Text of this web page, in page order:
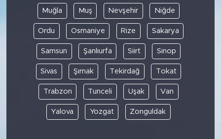
Muğla Muş Nevşehir Niğde
Ordu Osmaniye Rize Sakarya
Samsun Şanlıurfa Siirt Sinop
Sivas Şırnak Tekirdağ Tokat
Trabzon Tunceli Uşak Van
Yalova Yozgat Zonguldak